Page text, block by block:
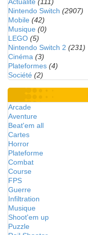
Nintendo Switch (2907)
Mobile (42)
Musique (0)
LEGO (5)
Nintendo Switch 2 (231)
Cinéma (3)
Plateformes (4)
Société (2)
Arcade
Aventure
Beat'em all
Cartes
Horror
Plateforme
Combat
Course
FPS
Guerre
Infiltration
Musique
Shoot'em up
Puzzle